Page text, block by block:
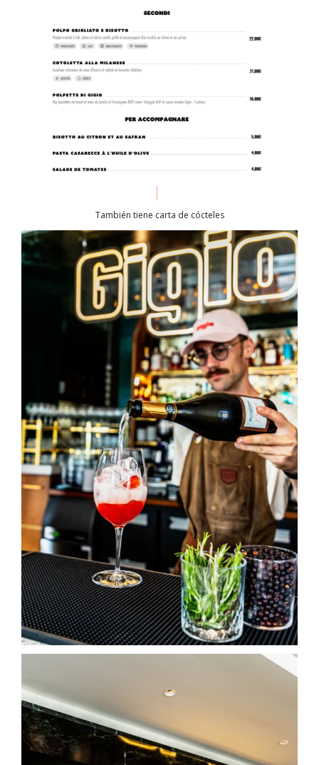
También tiene carta de cócteles